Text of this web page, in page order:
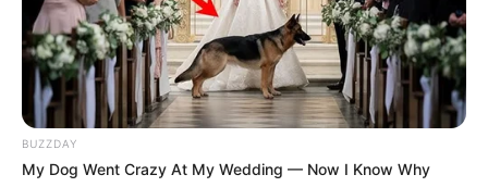
BUZZDAY
My Dog Went Crazy At My Wedding — Now I Know Why